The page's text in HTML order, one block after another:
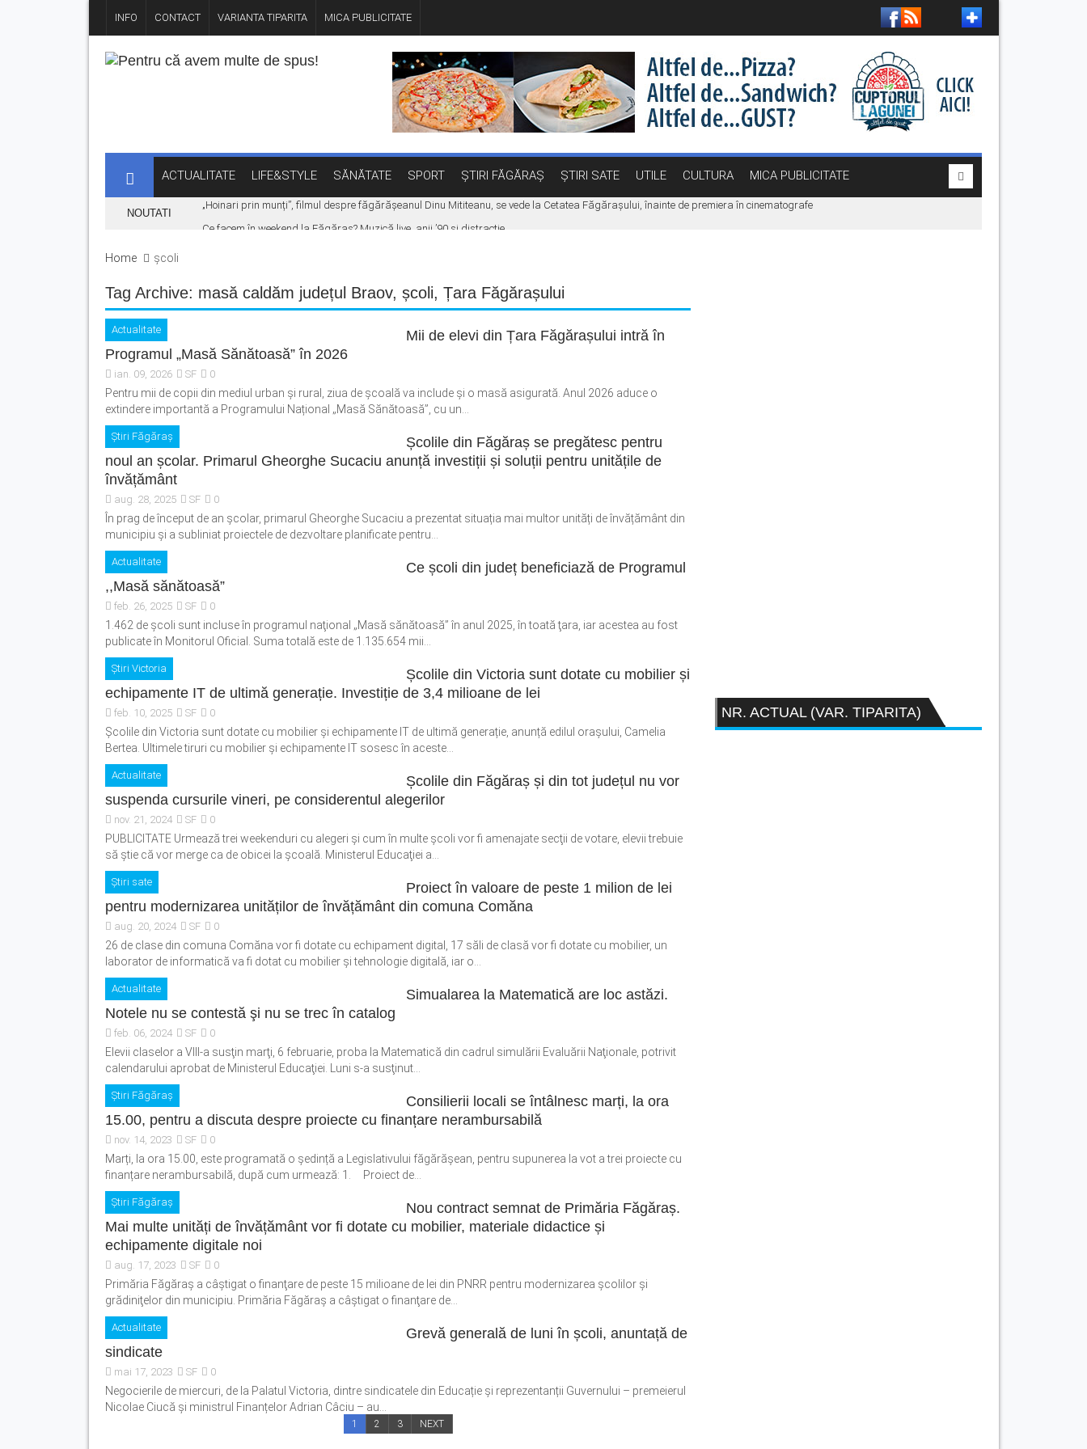
INFO CONTACT VARIANTA TIPARITA MICA PUBLICITATE
ACTUALITATE LIFE&STYLE SĂNĂTATE SPORT ȘTIRI FĂGĂRAȘ ȘTIRI SATE UTILE CULTURA MICA PUBLICITATE
NOUTATI
„Hoinari prin munți”, filmul despre făgărășeanul Dinu Mititeanu, se vede la Cetatea Făgărașului, înainte de premiera în cinematografe
Ce facem în weekend la Făgăraș? Muzică live, anii ’90 și distracție
Vreme extremă în zona Făgărașului: caniculă, vijelii și averse torențiale
Home școli
Tag Archive: masă caldăm județul Braov, școli, Țara Făgărașului
Actualitate
Mii de elevi din Țara Făgărașului intră în
Programul „Masă Sănătoasă” în 2026
ian. 09, 2026 SF 0
Pentru mii de copii din mediul urban și rural, ziua de școală va include și o masă asigurată. Anul 2026 aduce o
extindere importantă a Programului Național „Masă Sănătoasă”, cu un...
Știri Făgăraș
Școlile din Făgăraș se pregătesc pentru
noul an școlar. Primarul Gheorghe Sucaciu anunță investiții și soluții pentru unitățile de
învățământ
aug. 28, 2025 SF 0
În prag de început de an școlar, primarul Gheorghe Sucaciu a prezentat situația mai multor unități de învățământ din
municipiu și a subliniat proiectele de dezvoltare planificate pentru...
Actualitate
Ce școli din județ beneficiază de Programul
,,Masă sănătoasă”
feb. 26, 2025 SF 0
1.462 de şcoli sunt incluse în programul naţional „Masă sănătoasă” în anul 2025, în toată ţara, iar acestea au fost
publicate în Monitorul Oficial. Suma totală este de 1.135.654 mii...
Știri Victoria
Școlile din Victoria sunt dotate cu mobilier și
echipamente IT de ultimă generație. Investiție de 3,4 milioane de lei
feb. 10, 2025 SF 0
Școlile din Victoria sunt dotate cu mobilier și echipamente IT de ultimă generație, anunță edilul orașului, Camelia
Bertea. Ultimele tiruri cu mobilier și echipamente IT sosesc în aceste...
Actualitate
Școlile din Făgăraș și din tot județul nu vor
suspenda cursurile vineri, pe considerentul alegerilor
nov. 21, 2024 SF 0
PUBLICITATE Urmează trei weekenduri cu alegeri şi cum în multe şcoli vor fi amenajate secţii de votare, elevii trebuie
să ştie că vor merge ca de obicei la şcoală. Ministerul Educaţiei a...
Știri sate
Proiect în valoare de peste 1 milion de lei
pentru modernizarea unităților de învățământ din comuna Comăna
aug. 20, 2024 SF 0
26 de clase din comuna Comăna vor fi dotate cu echipament digital, 17 săli de clasă vor fi dotate cu mobilier, un
laborator de informatică va fi dotat cu mobilier și tehnologie digitală, iar o...
Actualitate
Simualarea la Matematică are loc astăzi.
Notele nu se contestă şi nu se trec în catalog
feb. 06, 2024 SF 0
Elevii claselor a VIII-a susţin marţi, 6 februarie, proba la Matematică din cadrul simulării Evaluării Naţionale, potrivit
calendarului aprobat de Ministerul Educaţiei. Luni s-a susţinut...
Știri Făgăraș
Consilierii locali se întâlnesc marți, la ora
15.00, pentru a discuta despre proiecte cu finanțare nerambursabilă
nov. 14, 2023 SF 0
Marți, la ora 15.00, este programată o ședință a Legislativului făgărășean, pentru supunerea la vot a trei proiecte cu
finanțare nerambursabilă, după cum urmează: 1. Proiect de...
Știri Făgăraș
Nou contract semnat de Primăria Făgăraș.
Mai multe unități de învățământ vor fi dotate cu mobilier, materiale didactice și
echipamente digitale noi
aug. 17, 2023 SF 0
Primăria Făgăraș a câştigat o finanţare de peste 15 milioane de lei din PNRR pentru modernizarea şcolilor şi
grădiniţelor din municipiu. Primăria Făgăraș a câştigat o finanţare de...
Actualitate
Grevă generală de luni în școli, anuntață de
sindicate
mai 17, 2023 SF 0
Negocierile de miercuri, de la Palatul Victoria, dintre sindicatele din Educație și reprezentanții Guvernului – premeierul
Nicolae Ciucă și ministrul Finanțelor Adrian Câciu – au...
1 2 3 NEXT
NR. ACTUAL (VAR. TIPARITA)